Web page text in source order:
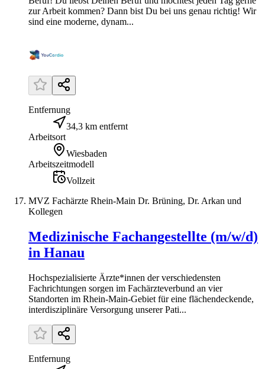
zur Arbeit kommen? Dann bist Du bei uns genau richtig! Wir
sind eine moderne, dynam...
Entfernung
34,3 km entfernt
Arbeitsort
Wiesbaden
Arbeitszeitmodell
Vollzeit
MVZ Fachärzte Rhein-Main Dr. Brüning, Dr. Arkan und
Kollegen
Medizinische Fachangestellte (m/w/d)
in Hanau
Hochspezialisierte Ärzte*innen der verschiedensten
Fachrichtungen sorgen im Fachärzteverbund an vier
Standorten im Rhein-Main-Gebiet für eine flächendeckende,
interdisziplinäre Versorgung unserer Pati...
Entfernung